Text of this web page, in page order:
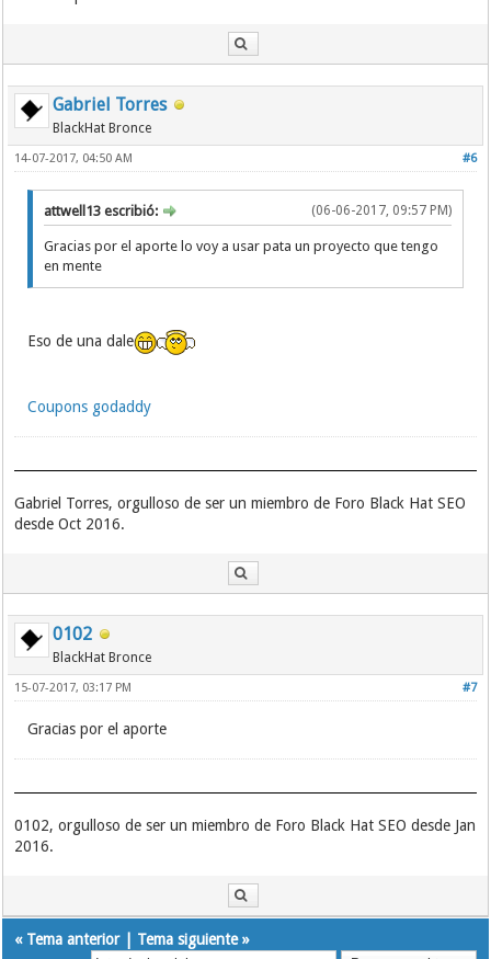
Gabriel Torres
BlackHat Bronce
#6
14-07-2017, 04:50 AM
(06-06-2017, 09:57 PM)
attwell13 escribió:
Gracias por el aporte lo voy a usar pata un proyecto que tengo
en mente
Eso de una dale
Coupons godaddy
Gabriel Torres, orgulloso de ser un miembro de Foro Black Hat SEO
desde Oct 2016.
0102
BlackHat Bronce
#7
15-07-2017, 03:17 PM
Gracias por el aporte
0102, orgulloso de ser un miembro de Foro Black Hat SEO desde Jan
2016.
« Tema anterior| Tema siguiente»